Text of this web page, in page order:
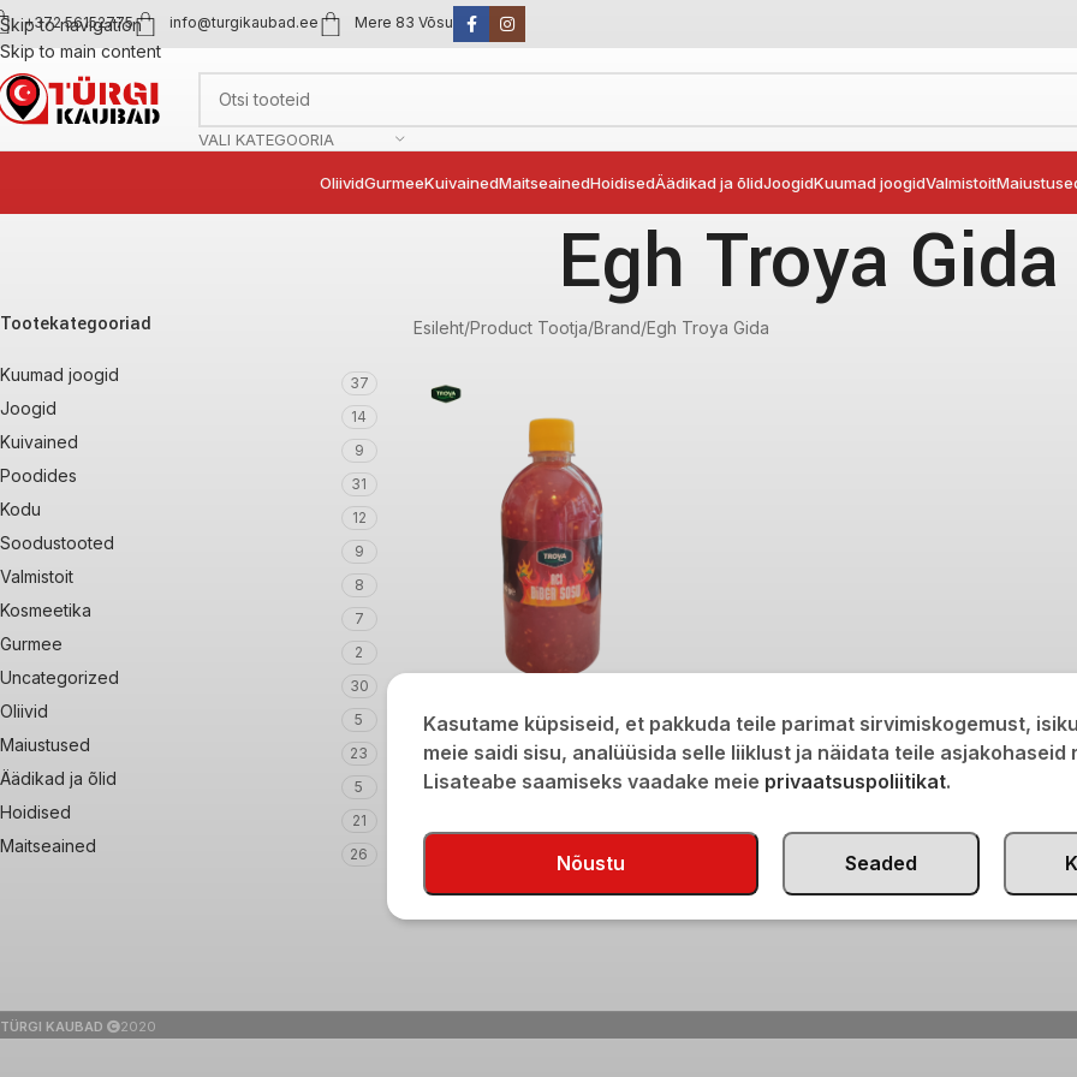
Skip to navigation
Skip to main content
+372 56152775 info@turgikaubad.ee Mere 83 Võsu
VALI KATEGOORIA
OliividGurmeeKuivainedMaitseainedHoidisedÄädikad ja õlidJoogidKuumad joogidValmistoit
Egh Troya Gida
Tootekategooriad
Kuumad joogid 37
Joogid 14
Kuivained 9
Poodides 31
Kodu 12
Soodustooted 9
Valmistoit 8
Kosmeetika 7
Gurmee 2
Uncategorized 30
Oliivid 5
Maiustused 23
Äädikad ja õlid 5
Hoidised 21
Maitseained 26
Esileht Product Tootja/Brand Egh Troya Gida
€3,20
TÜRGI KAUBAD 2020
Kasutame küpsiseid, et pakkuda teile parimat sirvimiskogemust,
meie saidi sisu, analüüsida selle liiklust ja näidata teile asjakohaseid
Lisateabe saamiseks vaadake meie privaatsuspoliitikat.
Nõustu Seaded